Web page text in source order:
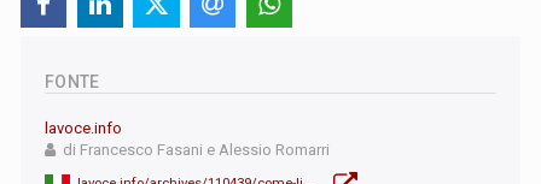
FONTE
lavoce.info
di Francesco Fasani e Alessio Romarri